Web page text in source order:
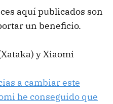
aquí publicados son
un beneficio.
y Xiaomi
a cambiar este
he conseguido que